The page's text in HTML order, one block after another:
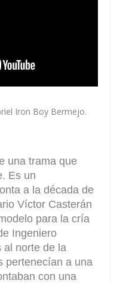
Iron Boy Bermejo.
una trama que
Es un
a la década de
Víctor Casterán
para la cría
Ingeniero
al norte de la
pertenecían a una
con una